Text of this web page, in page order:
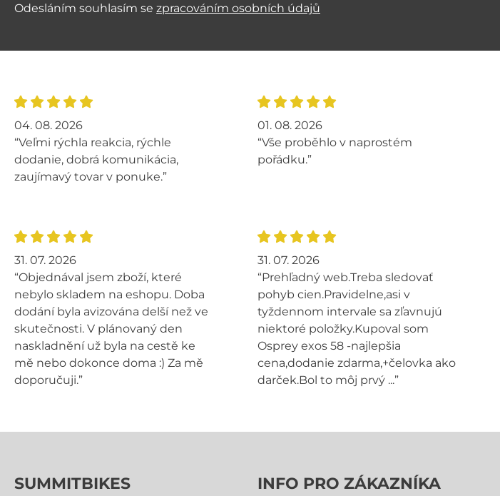
Odesláním souhlasím se zpracováním osobních údajů
04. 08. 2026
“Veľmi rýchla reakcia, rýchle
dodanie, dobrá komunikácia,
zaujímavý tovar v ponuke.”
01. 08. 2026
“Vše proběhlo v naprostém
pořádku.”
31. 07. 2026
“Objednával jsem zboží, které
nebylo skladem na eshopu. Doba
dodání byla avizována delší než ve
skutečnosti. V plánovaný den
naskladnění už byla na cestě ke
mě nebo dokonce doma :) Za mě
doporučuji.”
31. 07. 2026
“Prehľadný web.Treba sledovať
pohyb cien.Pravidelne,asi v
tyždennom intervale sa zľavnujú
niektoré položky.Kupoval som
Osprey exos 58 -najlepšia
cena,dodanie zdarma,+čelovka ako
darček.Bol to môj prvý ...”
SUMMITBIKES INFO PRO ZÁKAZNÍKA